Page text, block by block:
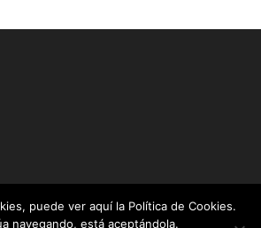
889 Aviso Legal
Política de Privacidad
puede ver aquí la Política de Cookies.
navegando, está aceptándola.